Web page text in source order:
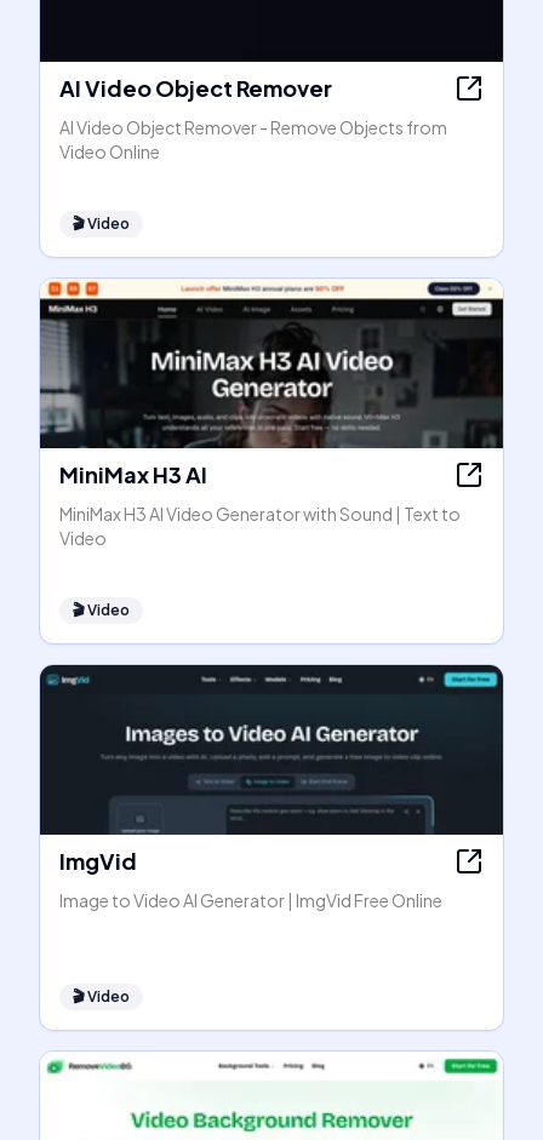
AI Video Object Remover
AI Video Object Remover - Remove Objects from
Video Online
🎬Video
MiniMax H3 AI
MiniMax H3 AI Video Generator with Sound | Text to
Video
🎬Video
ImgVid
Image to Video AI Generator | ImgVid Free Online
🎬Video